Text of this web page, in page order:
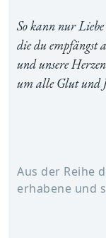
So kann nur
die du empfängst
und unsere
um alle Glut und
Aus der Reihe
erhabene und